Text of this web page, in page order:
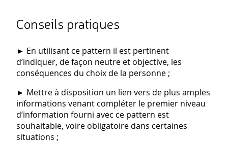
Conseils pratiques
► En utilisant ce pattern il est pertinent
d’indiquer, de façon neutre et objective, les
conséquences du choix de la personne ;
► Mettre à disposition un lien vers de plus amples
informations venant compléter le premier niveau
d’information fourni avec ce pattern est
souhaitable, voire obligatoire dans certaines
situations ;